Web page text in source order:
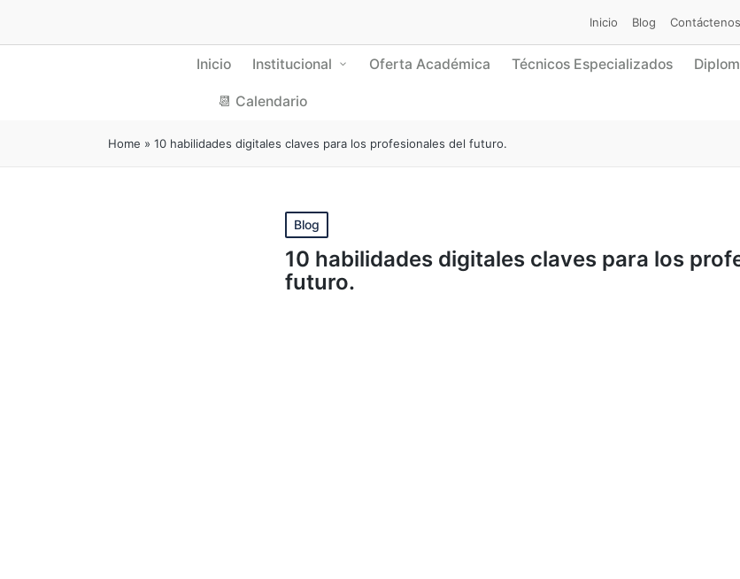
Inicio Blog Contáctenos
Inicio Institucional Oferta Académica Técnicos Especializados
📆 Calendario
Home » 10 habilidades digitales claves para los profesionales del futuro.
Publicado
en
Blog
10 habilidades digitales claves para los
futuro.